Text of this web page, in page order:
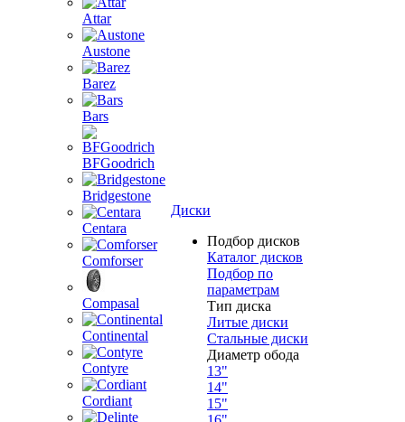
Attar
Austone
Barez
Bars
BFGoodrich
Bridgestone
Centara
Comforser
Compasal
Continental
Contyre
Cordiant
Диски
Подбор дисков
Каталог дисков
Подбор по
параметрам
Тип диска
Литые диски
Стальные диски
Диаметр обода
13"
14"
15"